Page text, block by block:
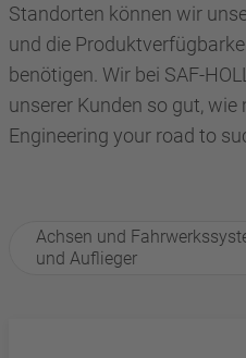
Standorten können wir
und die
benötigen. Wir bei SAF-
unserer Kunden so gut, wie
Engineering your road to
Achsen und
und Auflieger